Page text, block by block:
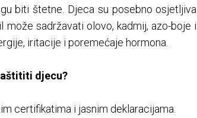
biti štetne. Djeca su posebno osjetljiva
može sadržavati olovo, kadmij, azo-boje i
iritacije i poremećaje hormona.
djecu?
certifikatima i jasnim deklaracijama.